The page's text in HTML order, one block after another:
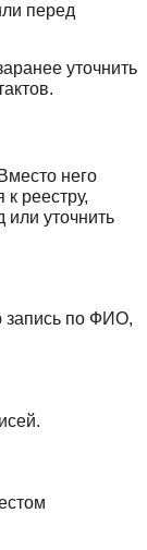
перед
уточнить
него
реестру,
или уточнить
запись по ФИО,